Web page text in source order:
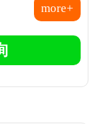
more+